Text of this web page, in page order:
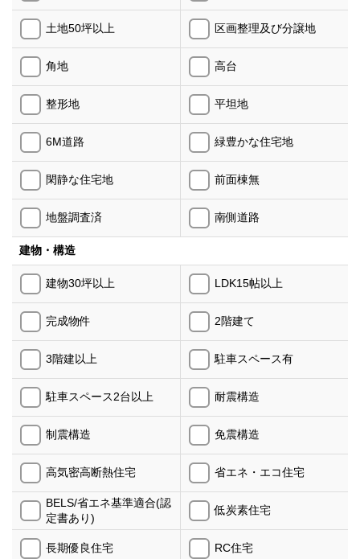
土地50坪以上 区画整理及び分譲地
角地 高台
整形地 平坦地
6M道路 緑豊かな住宅地
閑静な住宅地 前面棟無
地盤調査済 南側道路
建物・構造
建物30坪以上 LDK15帖以上
完成物件 2階建て
3階建以上 駐車スペース有
駐車スペース2台以上 耐震構造
制震構造 免震構造
高気密高断熱住宅 省エネ・エコ住宅
BELS/省エネ基準適合(認
定書あり)
低炭素住宅
長期優良住宅 RC住宅